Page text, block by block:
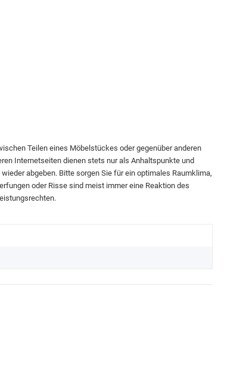
Teilen eines Möbelstückes oder gegenüber anderen
Internetseiten dienen stets nur als Anhaltspunkte und
abgeben. Bitte sorgen Sie für ein optimales Raumklima,
oder Risse sind meist immer eine Reaktion des